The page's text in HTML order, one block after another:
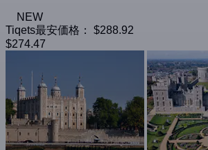
NEW
Tiqets最安価格：
$288.92
$274.47